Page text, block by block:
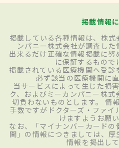
掲載情報
掲載している各種情報は、株
ンパニー株式会社が調査した
出来るだけ正確な情報掲載に
に保証するもので
掲載されている医療機関へ受
必ず該当の医療機関に
当サービスによって生じた損
ク、およびミーカンパニー株
切負わないものとします。 情
手数ですがドクターズ・ファ
けますようお願
なお、「マイナンバーカード
関」の情報につきましては、厚
情報を掲出し